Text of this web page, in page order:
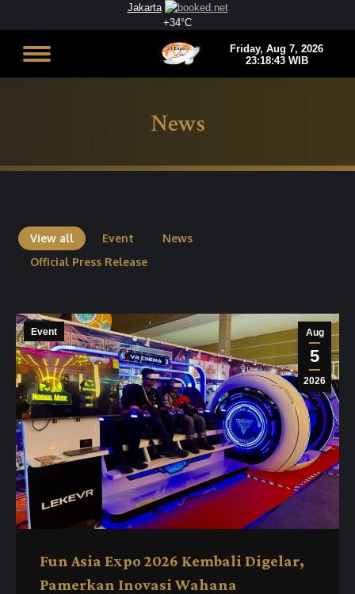
Jakarta
+34°C
News
You are here:
View all Event
News
Official Press Release
Aug
5
2026
Event
Fun Asia Expo 2026 Kembali Digelar,
Pamerkan Inovasi Wahana